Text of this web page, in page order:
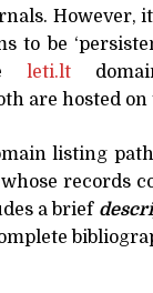
However,
to be
leti​.lt
are hosted
listing
records
a brief